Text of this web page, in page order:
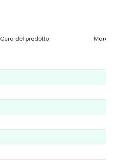
Cura del prodotto